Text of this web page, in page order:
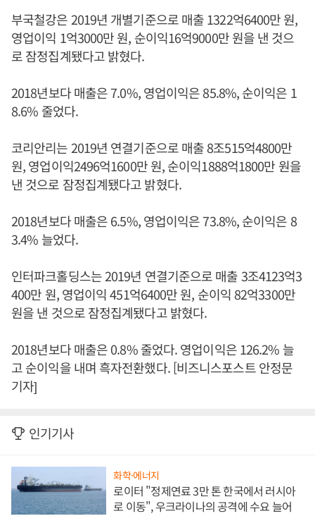
부국철강은 2019년 개별기준으로 매출 1322억6400만 원,
영업이익 1억3000만 원, 순이익16억9000만 원을 낸 것으
로 잠정집계됐다고 밝혔다.
2018년보다 매출은 7.0%, 영업이익은 85.8%, 순이익은 1
8.6% 줄었다.
코리안리는 2019년 연결기준으로 매출 8조515억4800만
원, 영업이익2496억1600만 원, 순이익1888억1800만 원을
낸 것으로 잠정집계됐다고 밝혔다.
2018년보다 매출은 6.5%, 영업이익은 73.8%, 순이익은 8
3.4% 늘었다.
인터파크홀딩스는 2019년 연결기준으로 매출 3조4123억3
400만 원, 영업이익 451억6400만 원, 순이익 82억3300만
원을 낸 것으로 잠정집계됐다고 밝혔다.
2018년보다 매출은 0.8% 줄었다. 영업이익은 126.2% 늘
고 순이익을 내며 흑자전환했다. [비즈니스포스트 안정문
기자]
인기기사
화학·에너지
로이터 "정제연료 3만 톤 한국에서 러시아
로 이동", 우크라이나의 공격에 수요 늘어